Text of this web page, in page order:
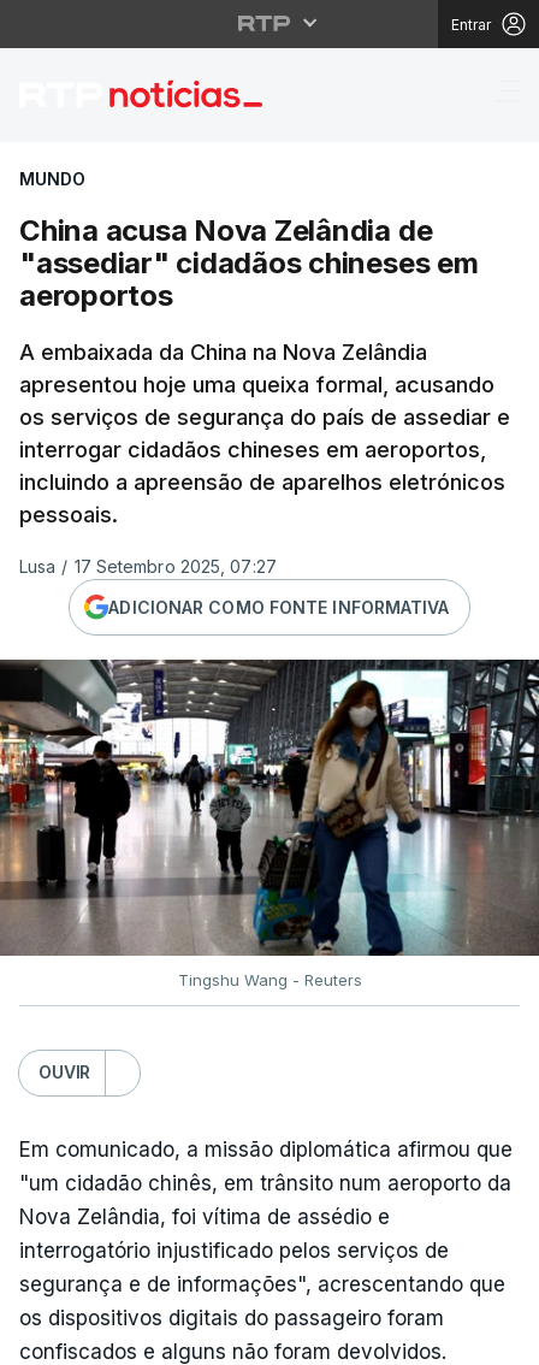
Entrar
China acusa Nova
MUNDO
China acusa Nova Zelândia de
"assediar" cidadãos chineses em
aeroportos
A embaixada da China na Nova Zelândia
apresentou hoje uma queixa formal, acusando
os serviços de segurança do país de assediar e
interrogar cidadãos chineses em aeroportos,
incluindo a apreensão de aparelhos eletrónicos
pessoais.
Lusa / 17 Setembro 2025, 07:27
ADICIONAR COMO FONTE INFORMATIVA
Tingshu Wang - Reuters
OUVIR
Em comunicado, a missão diplomática afirmou que
"um cidadão chinês, em trânsito num aeroporto da
Nova Zelândia, foi vítima de assédio e
interrogatório injustificado pelos serviços de
segurança e de informações", acrescentando que
os dispositivos digitais do passageiro foram
confiscados e alguns não foram devolvidos.